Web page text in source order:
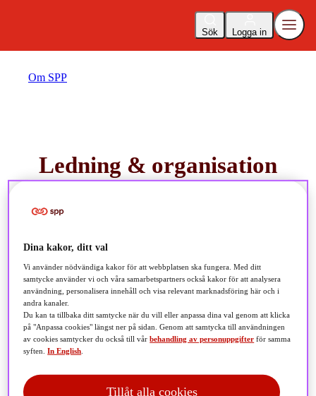
Sök Logga in
Om SPP
Ledning & organisation
SPP Pension & Försäkring AB är en del av den nordiska
livförsäkringsaktiebolag som erbjuder fondförsäkring och
traditionell livförsäkring.
Dina kakor, ditt val
Vi använder nödvändiga kakor för att webbplatsen ska fungera. Med ditt
samtycke använder vi och våra samarbetspartners också kakor för att analysera
användning, personalisera innehåll och visa relevant marknadsföring här och i
andra kanaler.
Du kan ta tillbaka ditt samtycke när du vill eller anpassa dina val genom att klicka
på "Anpassa cookies" längst ner på sidan. Genom att samtycka till användningen
av cookies samtycker du också till vårbehandling av personuppgifter för samma
syften.In English
Tillåt alla cookies